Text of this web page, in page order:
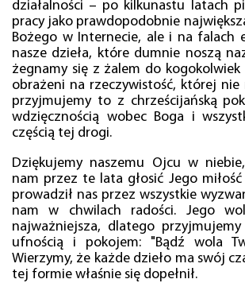
działalności – po kilkunastu latach
pracy jako prawdopodobnie
Bożego w Internecie, ale i na falach
nasze dzieła, które dumnie noszą
żegnamy się z żalem do
obrażeni na rzeczywistość, której nie
przyjmujemy to z chrześcijańską
wdzięcznością wobec Boga i
częścią tej drogi.
Dziękujemy naszemu Ojcu w
nam przez te lata głosić Jego
prowadził nas przez wszystkie
nam w chwilach radości. Jego
najważniejsza, dlatego
ufnością i pokojem: "Bądź wola
Wierzymy, że każde dzieło ma swój
tej formie właśnie się dopełnił.